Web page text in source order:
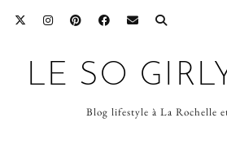
LE SO
Blog lifestyle à La Rochelle